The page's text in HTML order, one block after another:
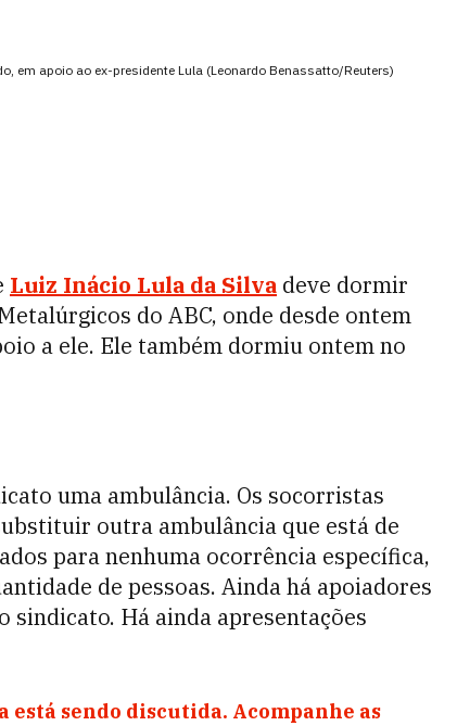
em apoio ao ex-presidente Lula (Leonardo Benassatto/Reuters)
Luiz Inácio Lula da Silva deve dormir
do ABC, onde desde ontem
a ele. Ele também dormiu ontem no
uma ambulância. Os socorristas
outra ambulância que está de
para nenhuma ocorrência específica,
de pessoas. Ainda há apoiadores
Há ainda apresentações
sendo discutida. Acompanhe as